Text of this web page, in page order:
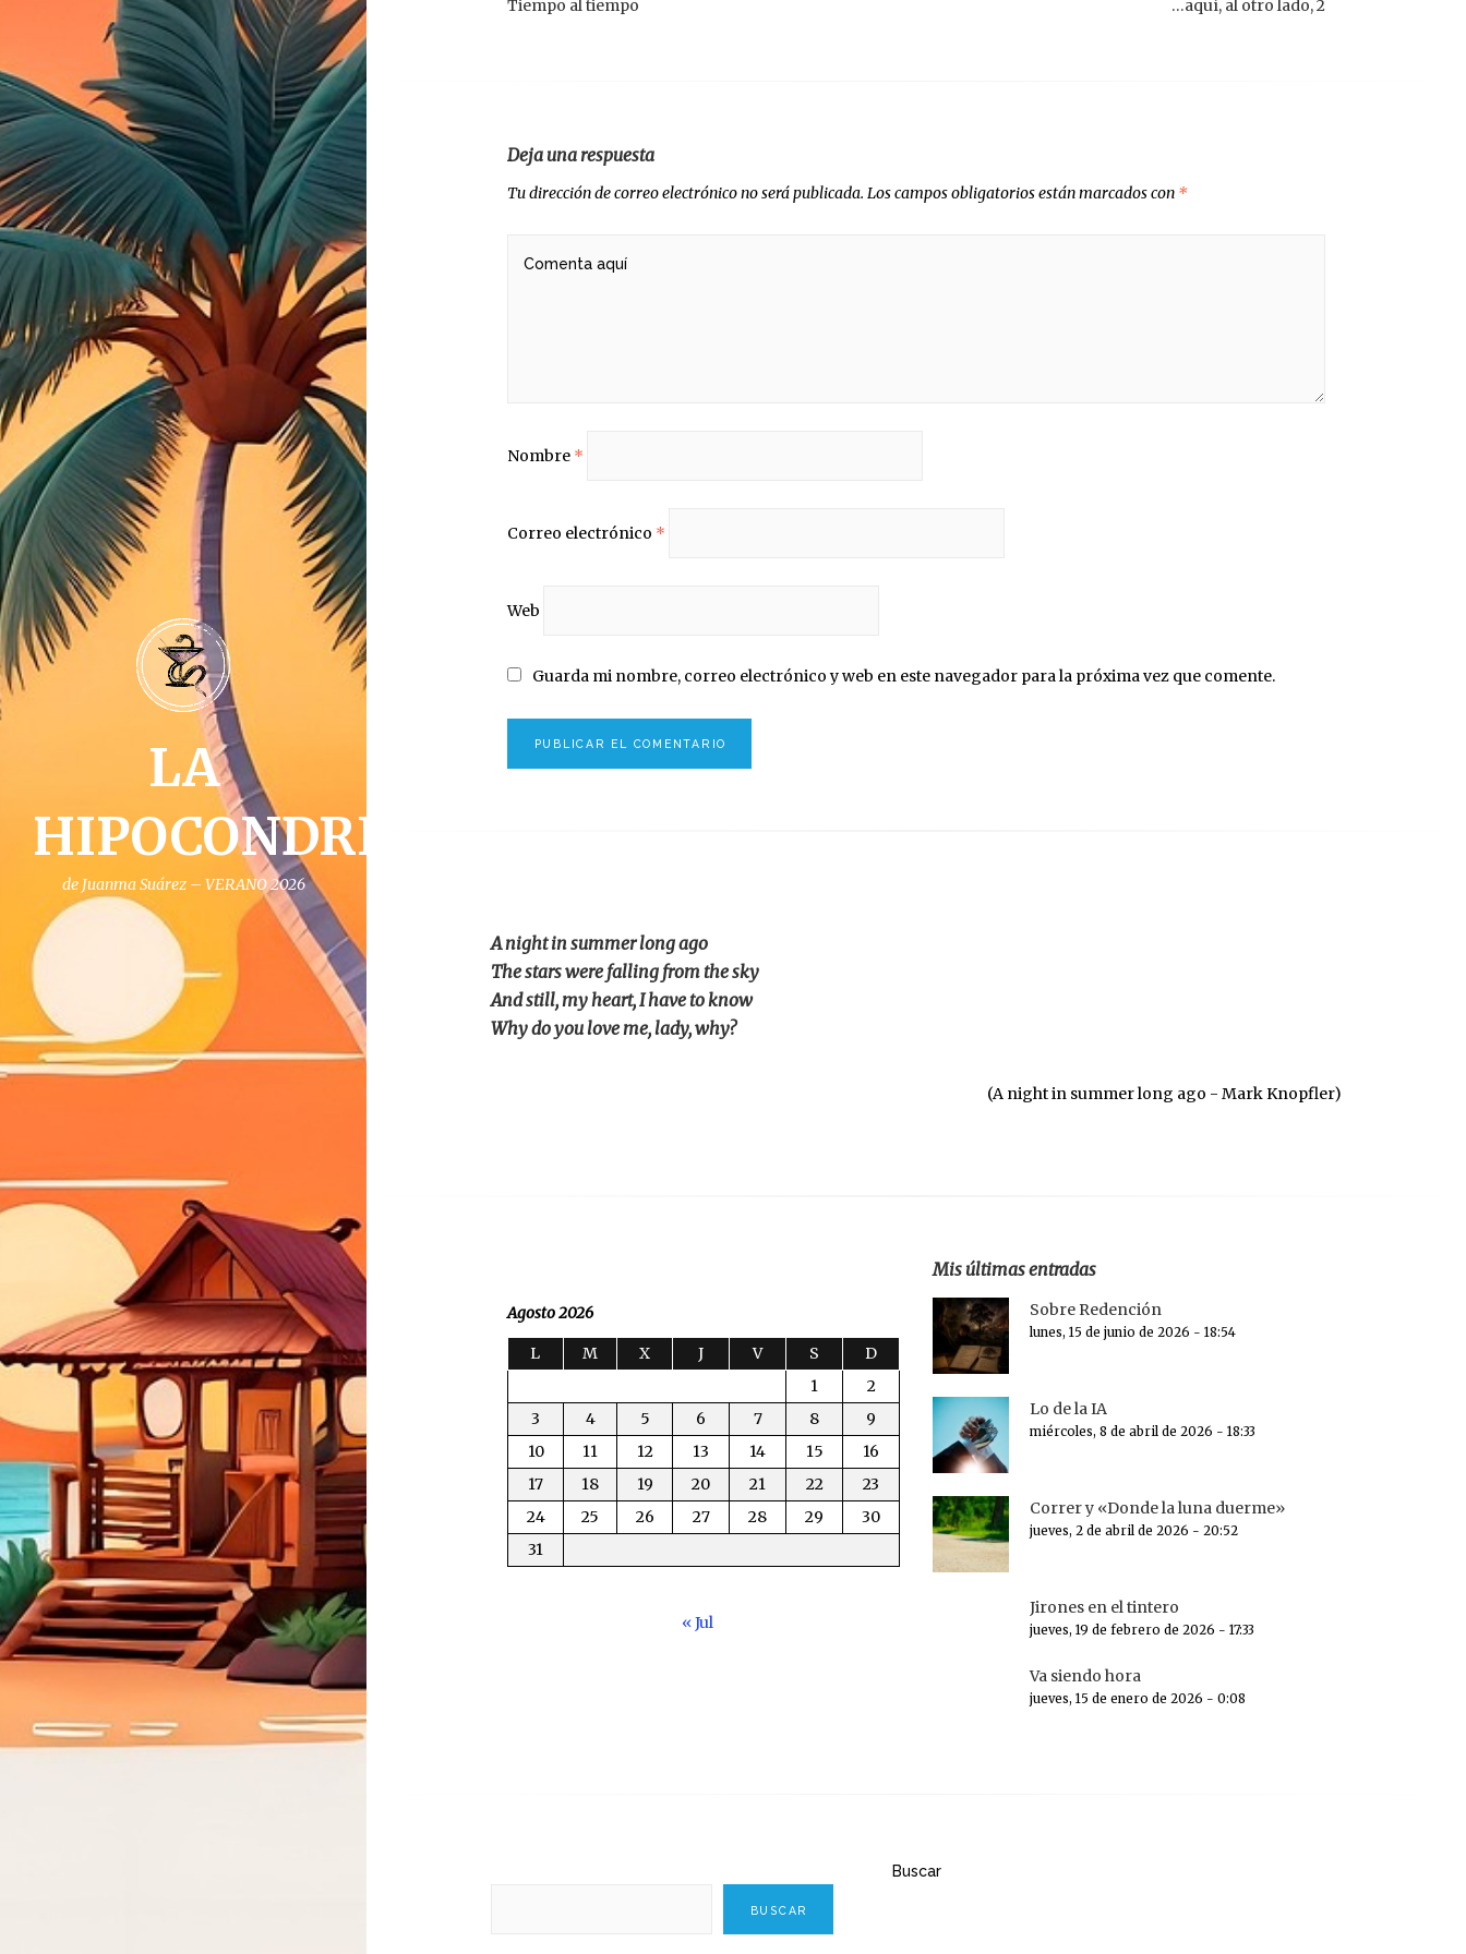
LA
HIPOCONDRIA
de Juanma Suárez – VERANO 2026
Tiempo al tiempo …aquí, al otro lado, 2
Deja una respuesta
Tu dirección de correo electrónico no será publicada. Los campos obligatorios están marcados con *
Nombre *
Correo electrónico *
Web
Guarda mi nombre, correo electrónico y web en este navegador para la próxima vez que comente.
A night in summer long ago
The stars were falling from the sky
And still, my heart, I have to know
Why do you love me, lady, why?
(A night in summer long ago - Mark Knopfler)
Agosto 2026
L M X J V S
D
1
2
3
4 5 6 7 8
9
10
11 12 13 14 15
16
17
18 19 20 21 22
23
24
25 26 27 28 29
30
31
« Jul
Mis últimas entradas
Sobre Redención
lunes, 15 de junio de 2026 - 18:54
Lo de la IA
miércoles, 8 de abril de 2026 - 18:33
Correr y «Donde la luna duerme»
jueves, 2 de abril de 2026 - 20:52
Jirones en el tintero
jueves, 19 de febrero de 2026 - 17:33
Va siendo hora
jueves, 15 de enero de 2026 - 0:08
Buscar
BUSCAR